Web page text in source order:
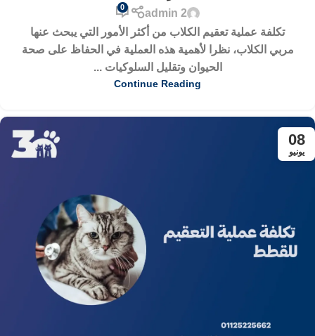
admin 2
0
تكلفة عملية تعقيم الكلاب من أكثر الأمور التي يبحث عنها
مربي الكلاب، نظرا لأهمية هذه العملية في الحفاظ على صحة
الحيوان وتقليل السلوكيات ...
Continue Reading
08
يونيو